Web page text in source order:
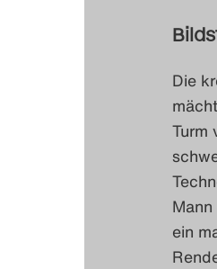
Die
Turm
ein